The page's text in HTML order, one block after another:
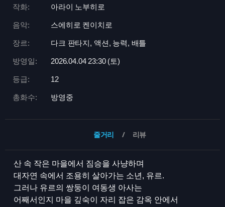
작화: 아라이 노부히로
음악: 스에히로 켄이치로
장르: 다크 판타지, 액션, 능력, 배틀
방영일: 2026.04.04 23:30 (토)
등급: 12
총화수: 방영중
줄거리 리뷰
산 속 작은 마을에서 짐승을 사냥하며
대자연 속에서 조용히 살아가는 소년, 유르.
그러나 유르의 쌍둥이 여동생 아사는
어째서인지 마을 깊숙이 자리 잡은 감옥 안에서